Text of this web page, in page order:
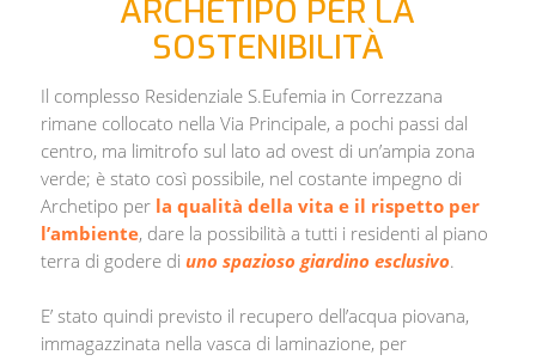
ARCHETIPO PER LA
SOSTENIBILITÀ
Il complesso Residenziale S.Eufemia in Correzzana
rimane collocato nella Via Principale, a pochi passi dal
centro, ma limitrofo sul lato ad ovest di un’ampia zona
verde; è stato così possibile, nel costante impegno di
Archetipo per la qualità della vita e il rispetto per
l’ambiente, dare la possibilità a tutti i residenti al piano
terra di godere di uno spazioso giardino esclusivo.
E’ stato quindi previsto il recupero dell’acqua piovana,
immagazzinata nella vasca di laminazione, per